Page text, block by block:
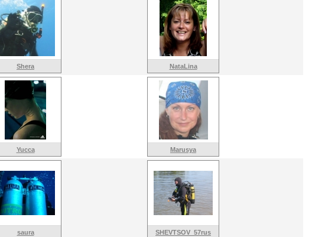
Shera NataLina
Yucca Marusya
saura SHEVTSOV_57rus